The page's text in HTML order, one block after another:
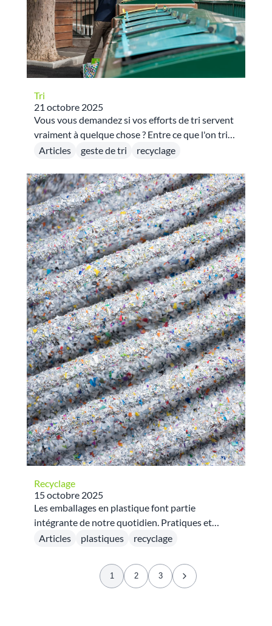
Tri
21 octobre 2025
Vous vous demandez si vos efforts de tri servent
vraiment à quelque chose ? Entre ce que l'on trie
dans les poubelles chez soi et ce qu'il faut amener
Pourtant, trier ses déchets est un geste civique
d’une grande importance ! C'est un acte concret
qui génère de véritables bénéfices pour
l'environnement et l'économie.
Articles geste de tri recyclage
Recyclage
15 octobre 2025
Les emballages en plastique font partie
intégrante de notre quotidien. Pratiques et
polyvalents, ils sont largement utilisés dans de
fois jetés ? Cette infographie propose un
éclairage clair sur leur recyclabilité : quels
Articles plastiques recyclage
1 2 3